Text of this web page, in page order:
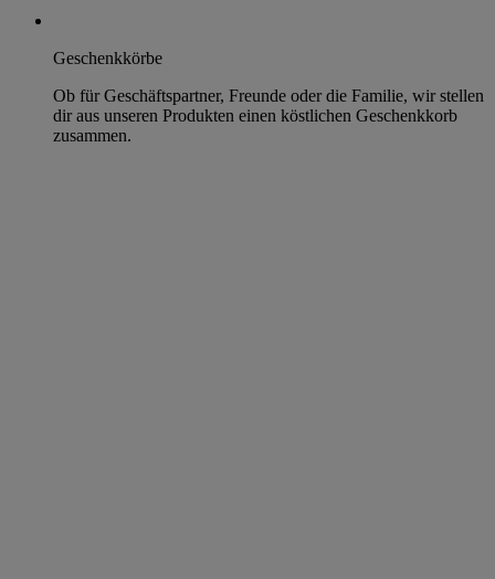
Geschenkkörbe
Ob für Geschäftspartner, Freunde oder die Familie, wir stellen
dir aus unseren Produkten einen köstlichen Geschenkkorb
zusammen.